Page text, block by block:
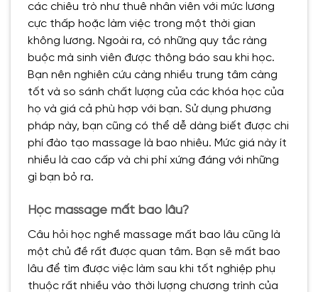
các chiêu trò như thuê nhân viên với mức lương
cực thấp hoặc làm việc trong một thời gian
không lương. Ngoài ra, có những quy tắc ràng
buộc mà sinh viên được thông báo sau khi học.
Bạn nên nghiên cứu càng nhiều trung tâm càng
tốt và so sánh chất lượng của các khóa học của
họ và giá cả phù hợp với bạn. Sử dụng phương
pháp này, bạn cũng có thể dễ dàng biết được chi
phí đào tạo massage là bao nhiêu. Mức giá này ít
nhiều là cao cấp và chi phí xứng đáng với những
gì bạn bỏ ra.
Học massage mất bao lâu?
Câu hỏi học nghề massage mất bao lâu cũng là
một chủ đề rất được quan tâm. Bạn sẽ mất bao
lâu để tìm được việc làm sau khi tốt nghiệp phụ
thuộc rất nhiều vào thời lượng chương trình của